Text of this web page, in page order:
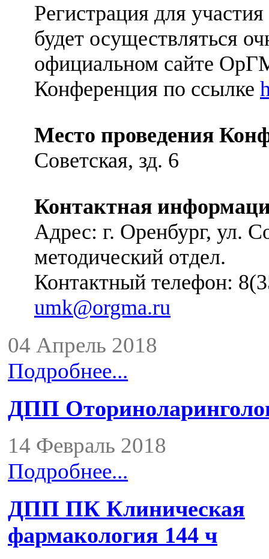
Регистрация для
будет осуществляться
официальном сайте
Конференция по ссылке
Место проведения
Советская, зд. 6
Контактная
Адрес: г. Оренбург, ул.
методический отдел.
Контактный телефон:
umk@orgma.ru
04 Апрель 2018
Подробнее...
ДПП
14 Февраль 2018
Подробнее...
ДПП ПК Клиническая
фармакология 144 ч